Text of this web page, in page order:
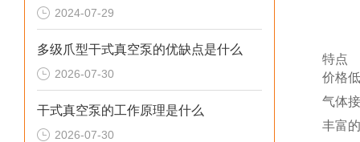
2024-07-29
多级爪型干式真空泵的优缺点是什么
2026-07-30
干式真空泵的工作原理是什么
2026-07-30
特点
价格
气体
丰富